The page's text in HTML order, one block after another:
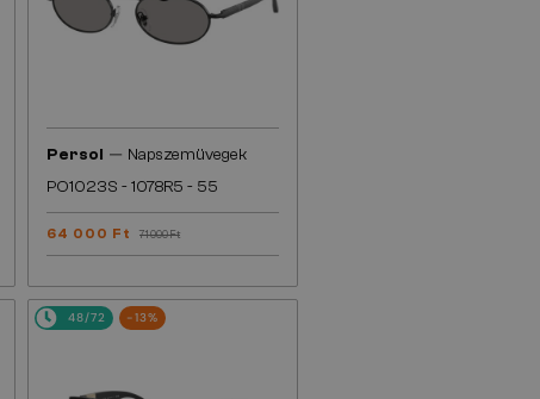
Persol — Napszemüvegek
PO1023S - 1078R5 - 55
64 000 Ft 71 000 Ft
48/72 -13%